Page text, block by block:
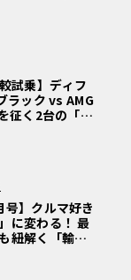
リーには、最新
に注目すべき
れにより、充電
電時間の大幅な
320kWを超える
クス製オイル
試乗】ディフ
ラック vs AMG
征く2台の「対
号】クルマ好き
に変わる！ 最
紐解く「輸入